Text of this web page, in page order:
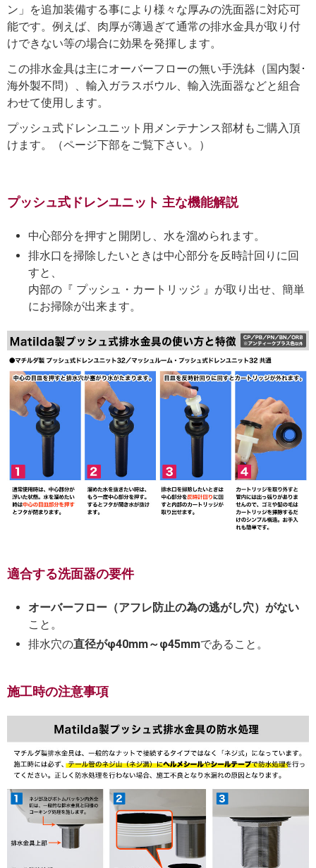
ン」を追加装備する事により様々な厚みの洗面器に対応可
能です。例えば、肉厚が薄過ぎて通常の排水金具が取り付
けできない等の場合に効果を発揮します。
この排水金具は主にオーバーフローの無い手洗鉢（国内製･
海外製不問）、輸入ガラスボウル、輸入洗面器などと組合
わせて使用します。
プッシュ式ドレンユニット用メンテナンス部材もご購入頂
けます。（ページ下部をご覧下さい。）
プッシュ式ドレンユニット 主な機能解説
中心部分を押すと開閉し、水を溜められます。
排水口を掃除したいときは中心部分を反時計回りに回
すと、
内部の『 プッシュ・カートリッジ 』が取り出せ、簡単
にお掃除が出来ます。
適合する洗面器の要件
オーバーフロー（アフレ防止の為の逃がし穴）がない
こと。
排水穴の直径がφ40mm～φ45mmであること。
施工時の注意事項